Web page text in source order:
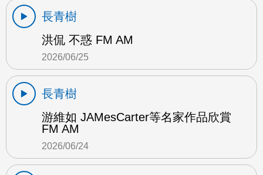
長青樹
洪侃 不惑 FM AM
2026/06/25
長青樹
游維如 JAMesCarter等名家作品欣賞
FM AM
2026/06/24